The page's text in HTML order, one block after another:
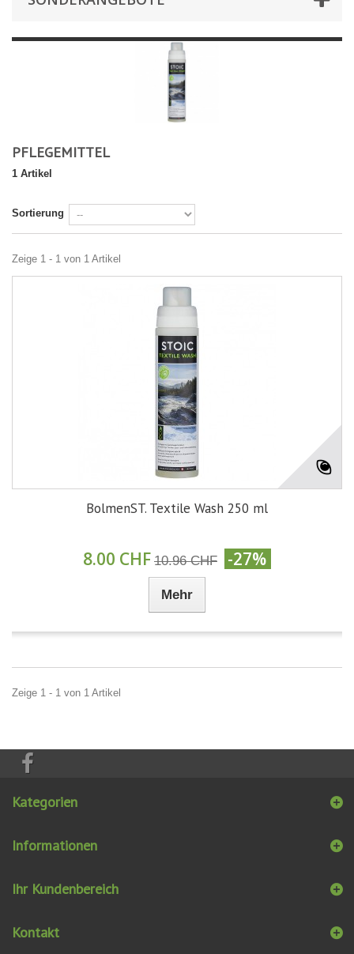
PFLEGEMITTEL
1 Artikel
Sortierung
Zeige 1 - 1 von 1 Artikel
BolmenST. Textile Wash 250 ml
8.00 CHF 10.96 CHF -27%
Mehr
Zeige 1 - 1 von 1 Artikel
Kategorien
Informationen
Ihr Kundenbereich
Kontakt